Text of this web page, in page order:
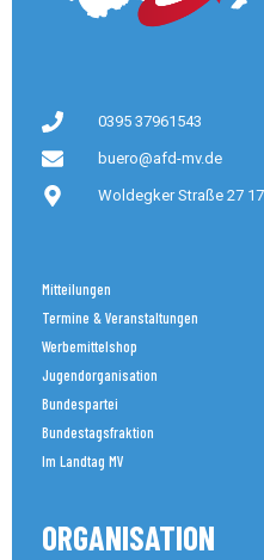
0395 37961543
buero@afd-mv.de
Woldegker Straße 27
Mitteilungen
Termine & Veranstaltungen
Werbemittelshop
Jugendorganisation
Bundespartei
Bundestagsfraktion
Im Landtag MV
ORGANISATION